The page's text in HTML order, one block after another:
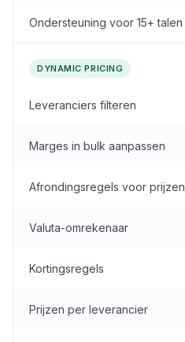
Ondersteuning voor 15+ talen
DYNAMIC PRICING
Leveranciers filteren
Marges in bulk aanpassen
Afrondingsregels voor prijzen
Valuta-omrekenaar
Kortingsregels
Prijzen per leverancier